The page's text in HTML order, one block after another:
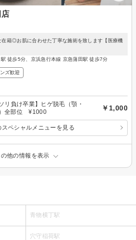
籍◎お肌に合わせた丁寧な施術を致します【医療機
徒歩5分、京浜急行本線 京急蒲田駅 徒歩7分
ンズ歓迎
リ負け卒業】ヒゲ脱毛（顎・
全部位 ¥1000
￥1,000
スペシャルメニューを見る
の他の情報を表示
青物横丁駅
穴守稲荷駅